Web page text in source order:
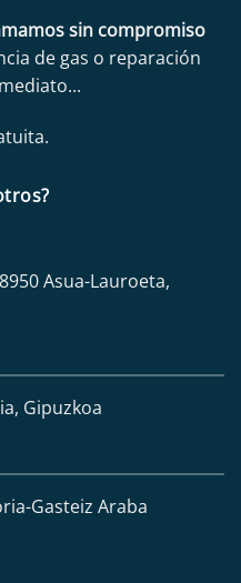
sin compromiso
de gas o reparación
Asua-Lauroeta,
Gipuzkoa
Gasteiz Araba